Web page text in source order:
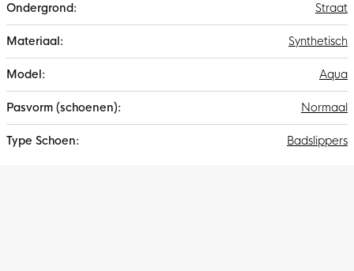
Straat
Synthetisch
Aqua
Normaal
Badslippers